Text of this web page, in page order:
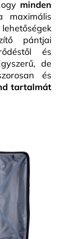
minden
maximális
pántjai
és
de
és
tartalmát